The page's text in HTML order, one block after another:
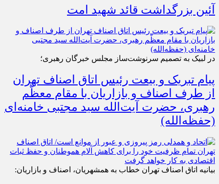
آئین بزرگداشت قائد شهید امت
در لبیک به تصمیم سرنوشت‌ساز مجلس خبرگان رهبری؛
پیام تبریک و بیعت رئیس اتاق اصناف تهران
از طرف اصناف و بازاریان با مقام معظّم
رهبری، حضرت آیت‌الله سید مجتبی خامنه‌ای
(حفظه‌الله)
بیانیه اتاق اصناف تهران خطاب به همشهریان، اصناف و بازاریان: